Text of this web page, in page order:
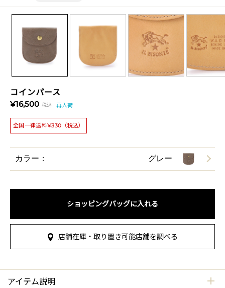
コインパース
¥16,500 税込 再入荷
全国一律送料¥330（税込）
カラー： グレー
ショッピングバッグに入れる
店舗在庫・取り置き可能店舗を調べる
アイテム説明